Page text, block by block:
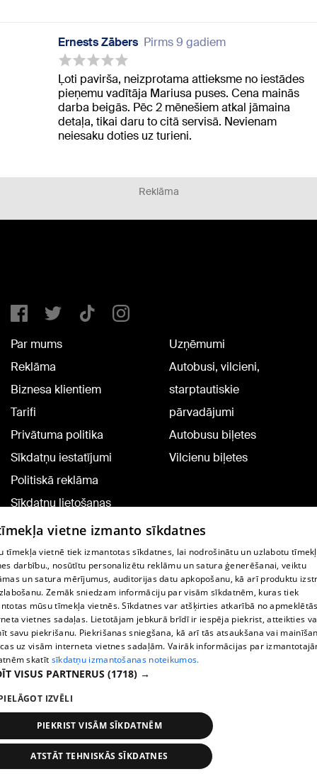
Ernests Zābers Pirms 9 gadiem
Ļoti pavirša, neizprotama attieksme no iestādes
pieņemu vadītāja Mariusa puses. Cena mainās
darba beigās. Pēc 2 mēnešiem atkal jāmaina
detaļa, tikai daru to citā servisā. Nevienam
neiesaku doties uz turieni.
Reklāma
Par mums
Reklāma
Biznesa klientiem
Tarifi
Privātuma politika
Sīkdatņu iestatījumi
Politiskā reklāma
Sīkdatņu lietošanas
noteikumi
Komentāru pievienošana
Uzņēmumi
Autobusi, vilcieni,
starptautiskie
pārvadājumi
Autobusu biļetes
Vilcienu biļetes
TV programma
Līguma noteikumi
360 Ziņu kontakti
Helio Media
Portāla palīdzības dienests: e-pasts -
All rights reserved.
Ziņas Meklēt 1188 play
vietne izmanto sīkdatnes
tīmekļa vietnē tiek izmantotas sīkdatnes, lai nodrošinātu un uzlabotu
darbību., nosūtītu personalizētu reklāmu un satura ģenerēšanai, veiktu
un satura mērījumus, auditorijas datu apkopošanu, kā arī produktu
Zemāk sniedzam informāciju par visām sīkdatnēm, kuras tiek
mūsu tīmekļa vietnēs. Sīkdatnes var atšķirties atkarībā no
vietnes sadaļas. Lietotājam jebkurā brīdī ir iespēja piekrist, atteikties
savu piekrišanu. Piekrišanas sniegšana, kā arī tās atsaukšana vai
uz visām interneta vietnes sadaļām. Vairāk informācijas par
skatīt sīkdatņu izmantošanas noteikumos.
VISUS PARTNERUS (1718) →
IZVĒLI
PIEKRIST VISĀM SĪKDATNĒM
ATSTĀT TEHNISKĀS SĪKDATNES